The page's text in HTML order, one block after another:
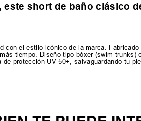
short de baño clásico
el estilo icónico de la marca.
tiempo. Diseño tipo bóxer (swim trunks)
protección UV 50+, salvaguardando tu